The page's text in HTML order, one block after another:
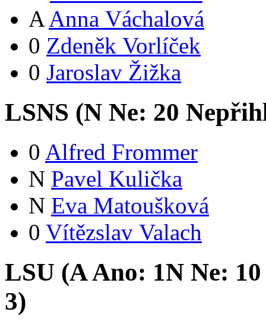
A Anna Váchalová
0 Zdeněk Vorlíček
0 Jaroslav Žižka
LSNS (N Ne: 20
0 Alfred Frommer
N Pavel Kulička
N Eva Matoušková
0 Vítězslav Valach
LSU (AAno: 1N Ne: 10
3)